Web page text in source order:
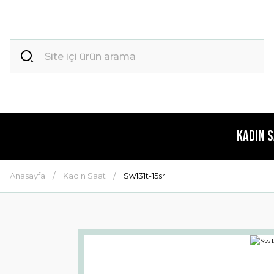
Kadın
Anasayfa Kadın Saat Sw131t-15sr